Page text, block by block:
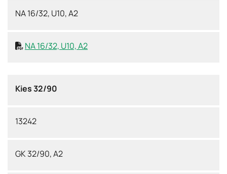
NA 16/32, U10, A2
 NA 16/32, U10, A2
Kies 32/90
13242
GK 32/90, A2